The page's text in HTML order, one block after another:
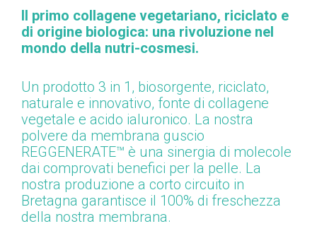
Il primo collagene vegetariano, riciclato e
di origine biologica: una rivoluzione nel
mondo della nutri-cosmesi.
Un prodotto 3 in 1, biosorgente, riciclato,
naturale e innovativo, fonte di collagene
vegetale e acido ialuronico. La nostra
polvere da membrana guscio
REGGENERATE™ è una sinergia di molecole
dai comprovati benefici per la pelle. La
nostra produzione a corto circuito in
Bretagna garantisce il 100% di freschezza
della nostra membrana.